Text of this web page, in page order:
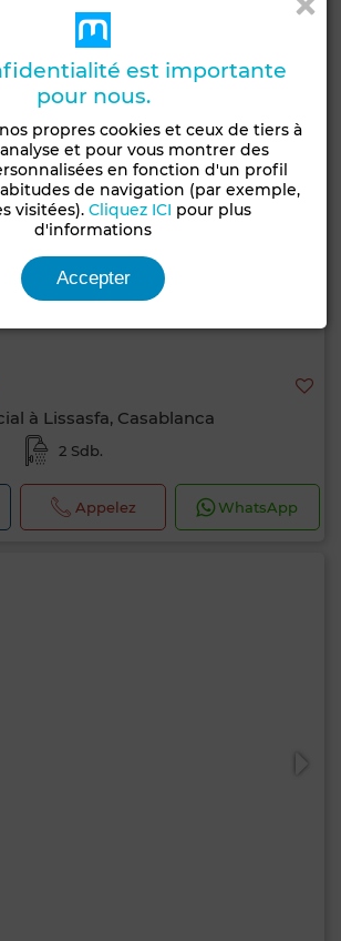
à Lissasfa, Casablanca
2 Sdb.
Appelez WhatsApp
est importante
pour nous.
propres cookies et ceux de tiers à
et pour vous montrer des
en fonction d'un profil
de navigation (par exemple,
visitées). Cliquez ICI pour plus
d'informations
Accepter